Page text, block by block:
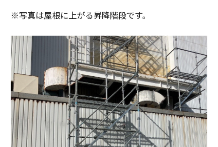
※写真は屋根に上がる昇降階段です。